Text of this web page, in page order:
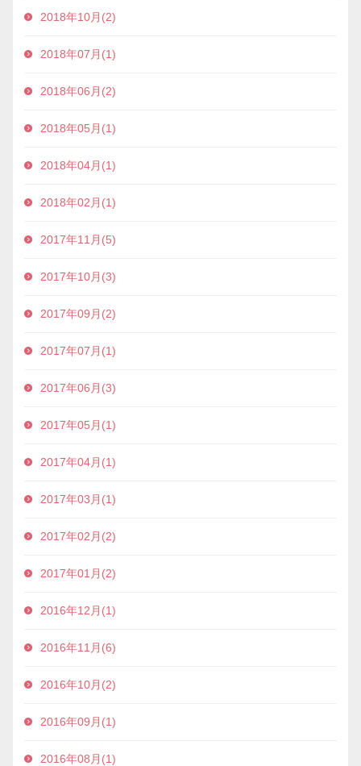
2018年10月(2)
2018年07月(1)
2018年06月(2)
2018年05月(1)
2018年04月(1)
2018年02月(1)
2017年11月(5)
2017年10月(3)
2017年09月(2)
2017年07月(1)
2017年06月(3)
2017年05月(1)
2017年04月(1)
2017年03月(1)
2017年02月(2)
2017年01月(2)
2016年12月(1)
2016年11月(6)
2016年10月(2)
2016年09月(1)
2016年08月(1)